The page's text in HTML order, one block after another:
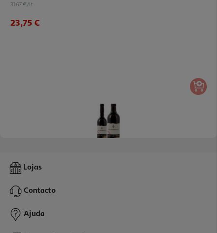
31.67 €/Lt
23,75 €
Vinho Tinto São Domingos Beiras Reserva 0.75l
5,99 €
Lojas
Contacto
Ajuda